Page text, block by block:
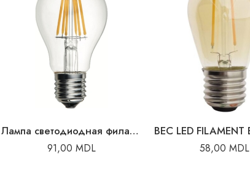
Лампа светодиодная филаментная 6В 2700K E27 A60
91,00 MDL 58,00MDL